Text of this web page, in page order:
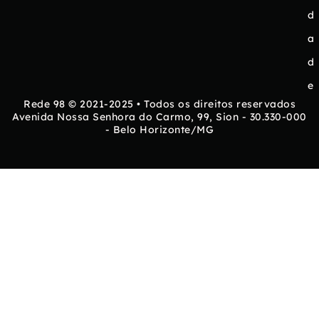
d
a
d
e
Rede 98 © 2021-2025 • Todos os direitos reservados
Avenida Nossa Senhora do Carmo, 99, Sion - 30.330-000
- Belo Horizonte/MG